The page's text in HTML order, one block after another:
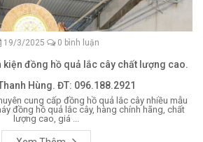
19/3/2025 0 bình luận
kiện đồng hồ quả lắc cây chất lượng cao.
Hùng. ĐT: 096.188.2921
cung cấp đồng hồ quả lắc cây nhiều mẫu
đồng hồ quả lắc cây, hàng chính hãng, chất
lượng cao, giá ...